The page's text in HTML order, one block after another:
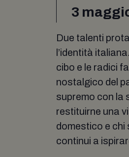
3
Due talenti
l’identità
cibo e le radici
nostalgico del
supremo con la
restituirne una
domestico e chi
continui a